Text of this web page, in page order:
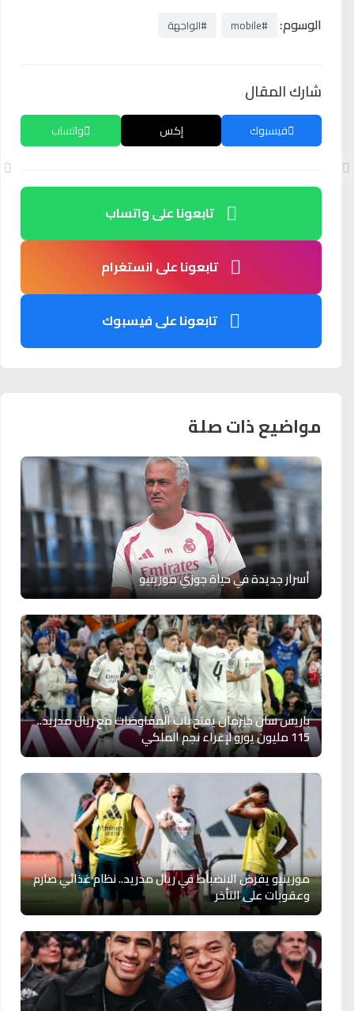
الوسوم: #mobile #الواجهة
شارك المقال
فيسبوك إكس واتساب
تابعونا على واتساب
تابعونا على انستغرام
تابعونا على فيسبوك
مواضيع ذات صلة
أسرار جديدة في حياة جوزي مورينيو
باريس سان جيرمان يفتح باب المفاوضات مع ريال مدريد..
115 مليون يورو لإغراء نجم الملكي
مورينيو يفرض الانضباط في ريال مدريد.. نظام غذائي صارم
وعقوبات على التأخر